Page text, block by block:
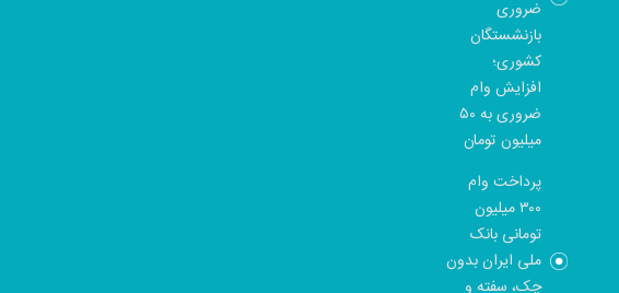
ضروری
بازنشستگان
کشوری؛
افزایش وام
ضروری به ۵۰
میلیون تومان
پرداخت وام
۳۰۰ میلیون
تومانی بانک
ملی ایران بدون